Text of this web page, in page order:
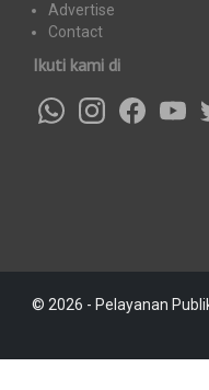
Advertise
Contact
Ikuti kami di
© 2026 - Pelayanan